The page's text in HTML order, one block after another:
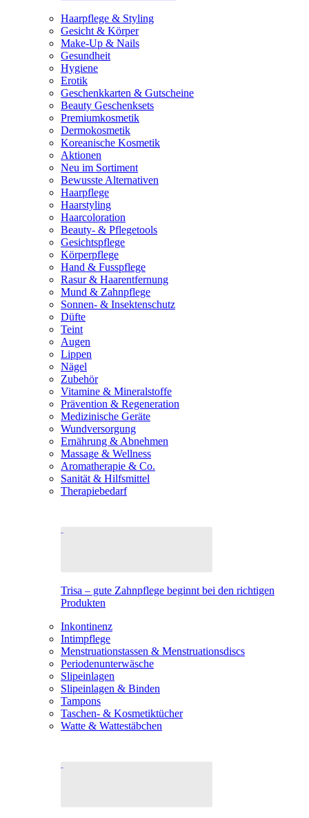
Haarpflege & Styling
Gesicht & Körper
Make-Up & Nails
Gesundheit
Hygiene
Erotik
Geschenkkarten & Gutscheine
Beauty Geschenksets
Premiumkosmetik
Dermokosmetik
Koreanische Kosmetik
Aktionen
Neu im Sortiment
Bewusste Alternativen
Haarpflege
Haarstyling
Haarcoloration
Beauty- & Pflegetools
Gesichtspflege
Körperpflege
Hand & Fusspflege
Rasur & Haarentfernung
Mund & Zahnpflege
Sonnen- & Insektenschutz
Düfte
Teint
Augen
Lippen
Nägel
Zubehör
Vitamine & Mineralstoffe
Prävention & Regeneration
Medizinische Geräte
Wundversorgung
Ernährung & Abnehmen
Massage & Wellness
Aromatherapie & Co.
Sanität & Hilfsmittel
Therapiebedarf
Trisa – gute Zahnpflege beginnt bei den richtigen
Produkten
Inkontinenz
Intimpflege
Menstruationstassen & Menstruationsdiscs
Periodenunterwäsche
Slipeinlagen
Slipeinlagen & Binden
Tampons
Taschen- & Kosmetiktücher
Watte & Wattestäbchen